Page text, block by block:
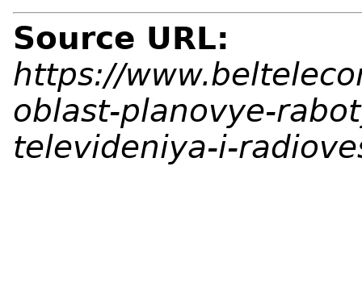
Source URL:
https://
oblast-planovye-
televideniya-i-